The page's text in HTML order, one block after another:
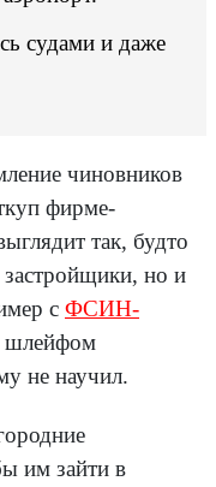
судами и даже
чиновников
фирме-
так, будто
застройщики, но и
с ФСИН-
шлейфом
не научил.
им зайти в